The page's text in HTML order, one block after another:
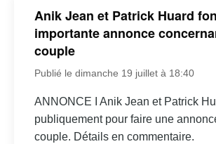
Anik Jean et Patrick Huard
importante annonce
couple
Publié le dimanche 19 juillet à 18:40
ANNONCE I Anik Jean et Patrick
publiquement pour faire une
couple. Détails en commentaire.